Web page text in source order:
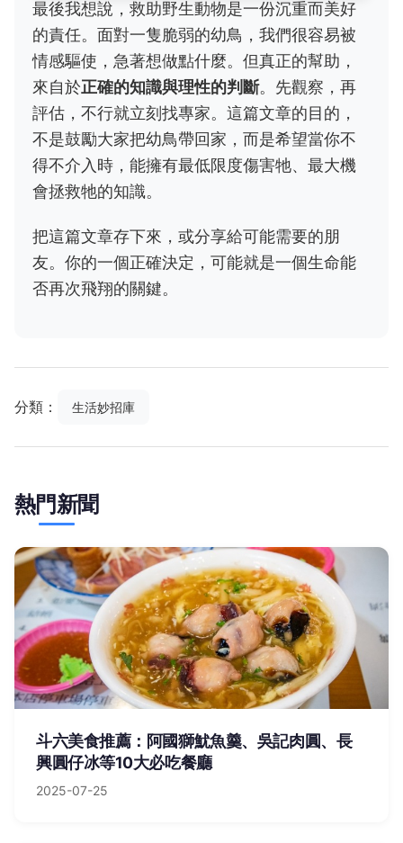
最後我想說，救助野生動物是一份沉重而美好
的責任。面對一隻脆弱的幼鳥，我們很容易被
情感驅使，急著想做點什麼。但真正的幫助，
來自於正確的知識與理性的判斷。先觀察，再
評估，不行就立刻找專家。這篇文章的目的，
不是鼓勵大家把幼鳥帶回家，而是希望當你不
得不介入時，能擁有最低限度傷害牠、最大機
會拯救牠的知識。
把這篇文章存下來，或分享給可能需要的朋
友。你的一個正確決定，可能就是一個生命能
否再次飛翔的關鍵。
分類： 生活妙招庫
熱門新聞
斗六美食推薦：阿國獅魷魚羹、吳記肉圓、長
興圓仔冰等10大必吃餐廳
2025-07-25